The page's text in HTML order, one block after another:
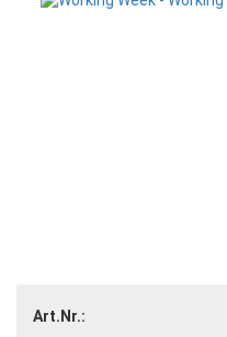
Art.Nr.: